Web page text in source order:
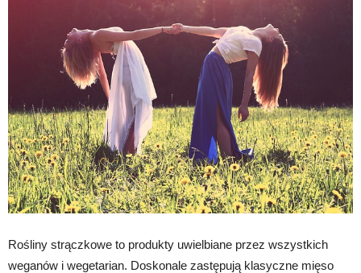
Rośliny strączkowe to produkty uwielbiane przez wszystkich
weganów i wegetarian. Doskonale zastępują klasyczne mięso